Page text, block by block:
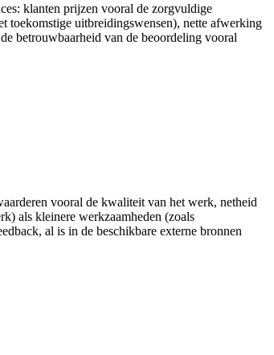
klanten prijzen vooral de zorgvuldige
toekomstige uitbreidingswensen), nette afwerking
betrouwbaarheid van de beoordeling vooral
vooral de kwaliteit van het werk, netheid
als kleinere werkzaamheden (zoals
al is in de beschikbare externe bronnen